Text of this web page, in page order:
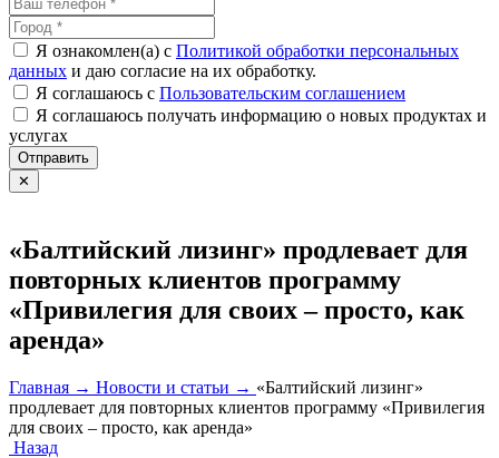
Я ознакомлен(а) с Политикой обработки персональных
данных и даю согласие на их обработку.
Я соглашаюсь c Пользовательским соглашением
Я соглашаюсь получать информацию о новых продуктах и
услугах
Отправить
✕
«Балтийский лизинг» продлевает для
повторных клиентов программу
«Привилегия для своих – просто, как
аренда»
Главная → Новости и статьи → «Балтийский лизинг»
продлевает для повторных клиентов программу «Привилегия
для своих – просто, как аренда»
Назад